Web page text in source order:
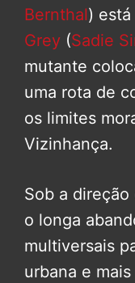
Bernthal)
Grey (Sadie
mutante
uma rota de
os limites
Vizinhança.
Sob a direção
o longa
multiversais
urbana e